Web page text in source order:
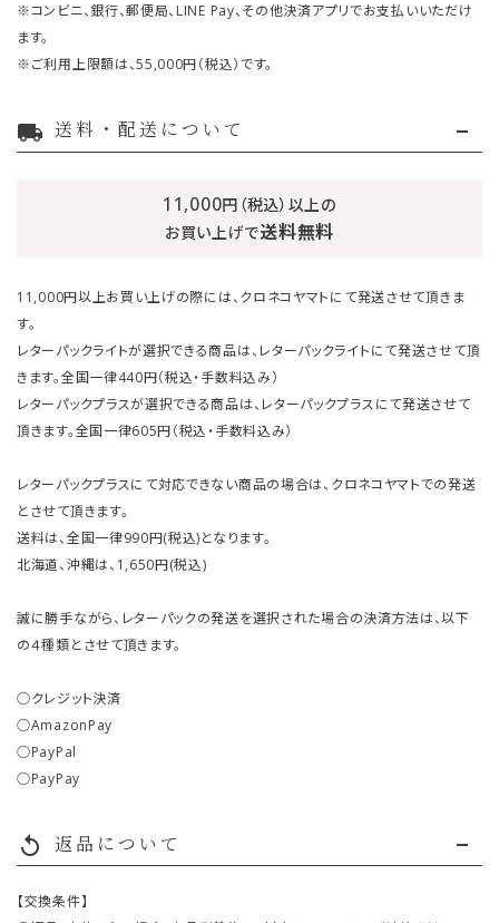
※コンビニ、銀行、郵便局、LINE Pay、その他決済アプリでお支払いいただけ
ます。
※ご利用上限額は、55,000円（税込）です。
local_shipping 送料・配送について
11,000円（税込）以上の
お買い上げで送料無料
11,000円以上お買い上げの際には、クロネコヤマトにて発送させて頂きま
す。
レターパックライトが選択できる商品は、レターパックライトにて発送させて頂
きます。全国一律440円（税込・手数料込み）
レターパックプラスが選択できる商品は、レターパックプラスにて発送させて
頂きます。全国一律605円（税込・手数料込み）
レターパックプラスにて対応できない商品の場合は、クロネコヤマトでの発送
とさせて頂きます。
送料は、全国一律990円(税込)となります。
北海道、沖縄は、1,650円(税込)
誠に勝手ながら、レターパックの発送を選択された場合の決済方法は、以下
の４種類とさせて頂きます。
○クレジット決済
○AmazonPay
○PayPal
○PayPay
replay 返品について
【交換条件】